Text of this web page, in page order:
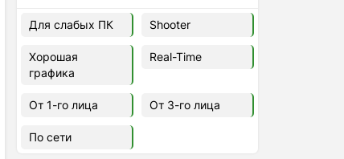
Для слабых ПК Shooter
Хорошая
графика
Real-Time
От 1-го лица От 3-го лица
По сети